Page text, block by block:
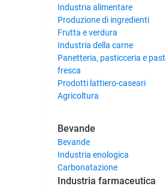
Industria alimentare
Produzione di ingredienti
Frutta e verdura
Industria della carne
Panetteria, pasticceria e
fresca
Prodotti lattiero-caseari
Agricoltura
Bevande
Bevande
Industria enologica
Carbonatazione
Industria farmaceutica